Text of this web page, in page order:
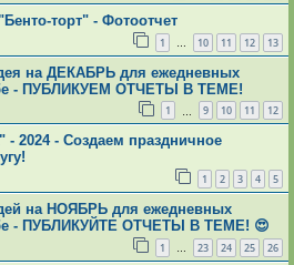
торт" - Фотоотчет
1 … 10 11 12 13
на ДЕКАБРЬ для ежедневных
- ПУБЛИКУЕМ ОТЧЕТЫ В ТЕМЕ!
1 9 10 11 12
- 2024 - Создаем праздничное
1 2 3 4 5
на НОЯБРЬ для ежедневных
- ПУБЛИКУЙТЕ ОТЧЕТЫ В ТЕМЕ! 😍
1 … 23 24 25 26